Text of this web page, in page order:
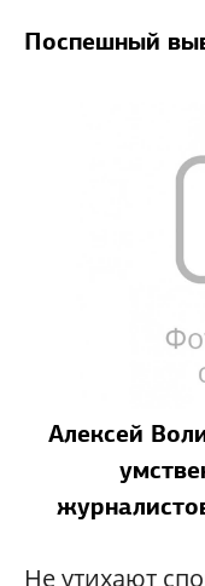
Поспешный
Алексей
Не утихают